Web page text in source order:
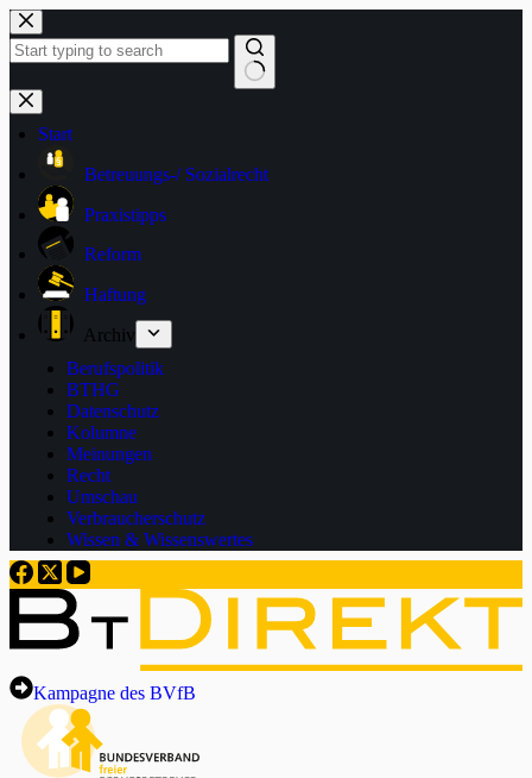
Zum
Inhalt
springen
Keine
Ergebnisse
Start
Betreuungs-/ Sozialrecht
Praxistipps
Reform
Haftung
Archiv
Berufspolitik
BTHG
Datenschutz
Kolumne
Meinungen
Recht
Umschau
Verbraucherschutz
Wissen & Wissenswertes
Kampagne des BVfB